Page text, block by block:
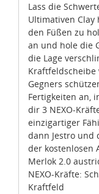
Lass die
Ultimativen
den Füßen zu
an und hole die
die Lage
Gegners
Fertigkeiten an,
dir 3 NEXO-
einzigartiger
dann Jestro und
der kostenlosen
Merlok 2.0
NEXO-Kräfte:
Kraftfeld